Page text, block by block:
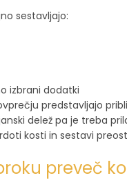
sestavljajo:
izbrani dodatki
predstavljajo
delež pa je treba
kosti in sestavi
preveč